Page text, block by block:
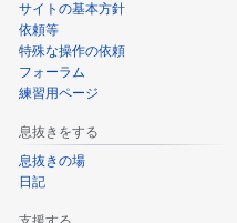
サイトの基本方針
依頼等
特殊な操作の依頼
フォーラム
練習用ページ
息抜きをする
息抜きの場
日記